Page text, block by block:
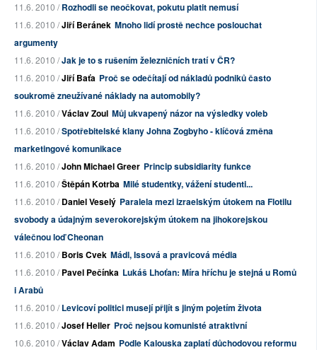
11.6. 2010 /Rozhodli se neočkovat, pokutu platit nemusí
11.6. 2010 /Jiří Beránek Mnoho lidí prostě nechce poslouchat
argumenty
11.6. 2010 /Jak je to s rušením železničních tratí v ČR?
11.6. 2010 /Jiří Baťa Proč se odečítají od nákladů podniků často
soukromě zneužívané náklady na automobily?
11.6. 2010 /Václav Zoul Můj ukvapený názor na výsledky voleb
11.6. 2010 /Spotřebitelské klany Johna Zogbyho - klíčová změna
marketingové komunikace
11.6. 2010 /John Michael Greer Princip subsidiarity funkce
11.6. 2010 /Štěpán Kotrba Milé studentky, vážení studenti...
11.6. 2010 /Daniel Veselý Paralela mezi izraelským útokem na Flotilu
svobody a údajným severokorejským útokem na jihokorejskou
válečnou loď Cheonan
11.6. 2010 /Boris Cvek Mádl, Issová a pravicová média
11.6. 2010 /Pavel Pečínka Lukáš Lhoťan: Míra hříchu je stejná u Romů
i Arabů
11.6. 2010 /Levicoví politici musejí přijít s jiným pojetím života
11.6. 2010 /Josef Heller Proč nejsou komunisté atraktivní
10.6. 2010 /Václav Adam Podle Kalouska zaplatí důchodovou reformu